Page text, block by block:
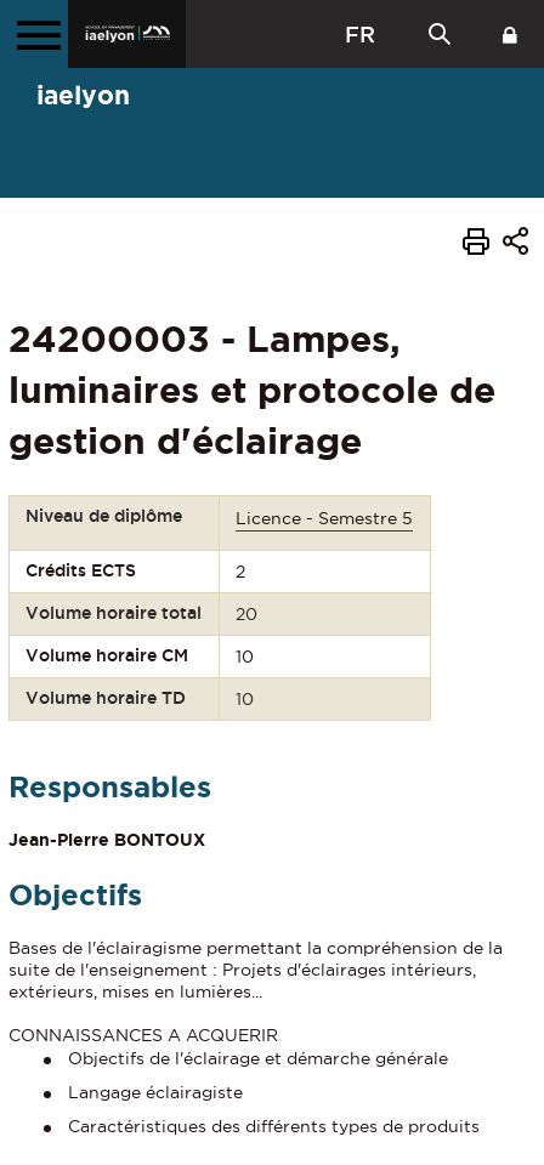
FR
iaelyon
24200003 - Lampes,
luminaires et protocole de
gestion d'éclairage
Niveau de diplôme Licence - Semestre 5
Crédits ECTS 2
Volume horaire total 20
Volume horaire CM 10
Volume horaire TD 10
Responsables
Jean-Pierre BONTOUX
Objectifs
Bases de l'éclairagisme permettant la compréhension de la
suite de l'enseignement : Projets d'éclairages intérieurs,
extérieurs, mises en lumières...
CONNAISSANCES A ACQUERIR
Objectifs de l'éclairage et démarche générale
Langage éclairagiste
Caractéristiques des différents types de produits